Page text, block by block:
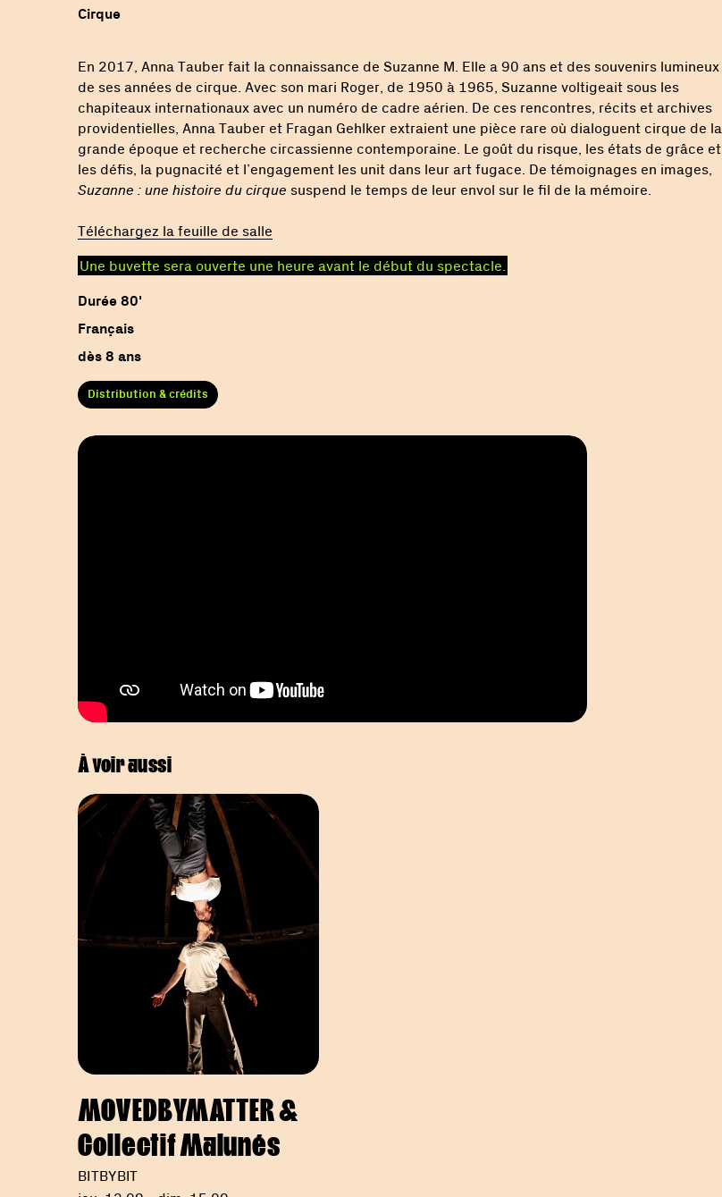
Cirque
En 2017, Anna Tauber fait la connaissance de Suzanne M. Elle a 90 ans et des souvenirs lumineux
de ses années de cirque. Avec son mari Roger, de 1950 à 1965, Suzanne voltigeait sous les
chapiteaux internationaux avec un numéro de cadre aérien. De ces rencontres, récits et archives
providentielles, Anna Tauber et Fragan Gehlker extraient une pièce rare où dialoguent cirque de la
grande époque et recherche circassienne contemporaine. Le goût du risque, les états de grâce et
les défis, la pugnacité et l’engagement les unit dans leur art fugace. De témoignages en images,
Suzanne : une histoire du cirque suspend le temps de leur envol sur le fil de la mémoire.
Téléchargez la feuille de salle
Une buvette sera ouverte une heure avant le début du spectacle.
Durée 80'
Français
dès 8 ans
Distribution & crédits
À voir aussi
MOVEDBYMATTER &
Collectif Malunés
BITBYBIT